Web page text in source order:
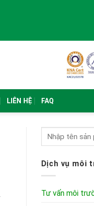
LIÊN HỆ FAQ
Dịch vụ môi
Tư vấn môi